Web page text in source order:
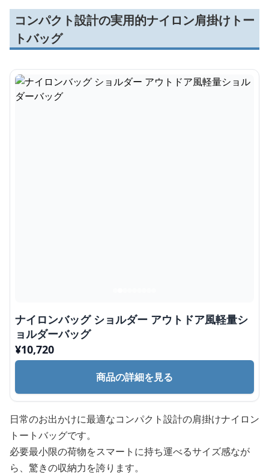
コンパクト設計の実用的ナイロン肩掛けトー
トバッグ
ナイロンバッグ ショルダー アウトドア風軽量シ
ョルダーバッグ
¥10,720
商品の詳細を見る
日常のお出かけに最適なコンパクト設計の肩掛けナイロン
トートバッグです。
必要最小限の荷物をスマートに持ち運べるサイズ感なが
ら、驚きの収納力を誇ります。